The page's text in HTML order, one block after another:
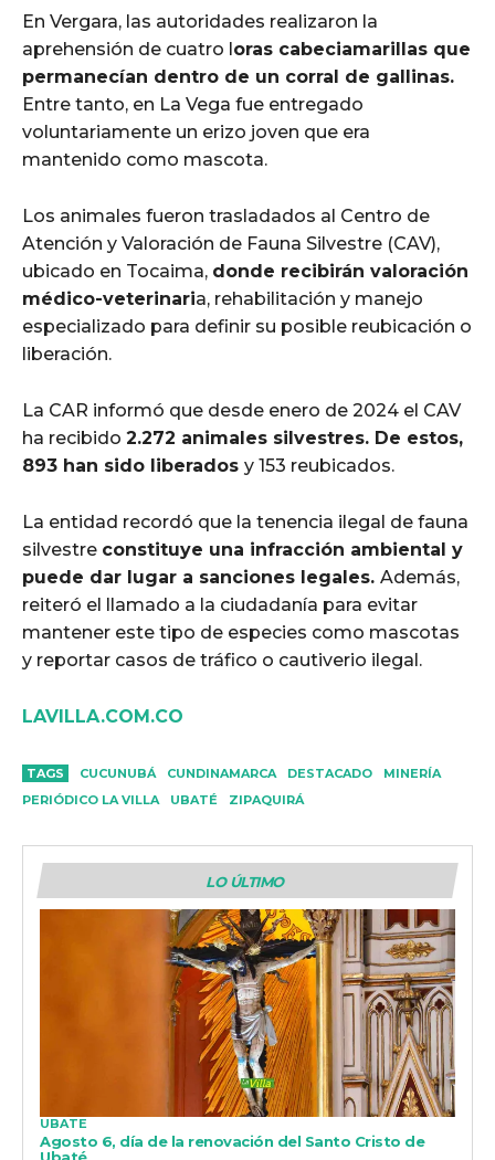
En Vergara, las autoridades realizaron la
aprehensión de cuatro loras cabeciamarillas que
permanecían dentro de un corral de gallinas.
Entre tanto, en La Vega fue entregado
voluntariamente un erizo joven que era
mantenido como mascota.
Los animales fueron trasladados al Centro de
Atención y Valoración de Fauna Silvestre (CAV),
ubicado en Tocaima, donde recibirán valoración
médico-veterinaria, rehabilitación y manejo
especializado para definir su posible reubicación o
liberación.
La CAR informó que desde enero de 2024 el CAV
ha recibido 2.272 animales silvestres. De estos,
893 han sido liberados y 153 reubicados.
La entidad recordó que la tenencia ilegal de fauna
silvestre constituye una infracción ambiental y
puede dar lugar a sanciones legales. Además,
reiteró el llamado a la ciudadanía para evitar
mantener este tipo de especies como mascotas
y reportar casos de tráfico o cautiverio ilegal.
LAVILLA.COM.CO
TAGS CUCUNUBÁ CUNDINAMARCA DESTACADO
MINERÍA
PERIÓDICO LA VILLA
UBATÉ ZIPAQUIRÁ
LO ÚLTIMO
UBATE
Agosto 6, día de la renovación del Santo Cristo de